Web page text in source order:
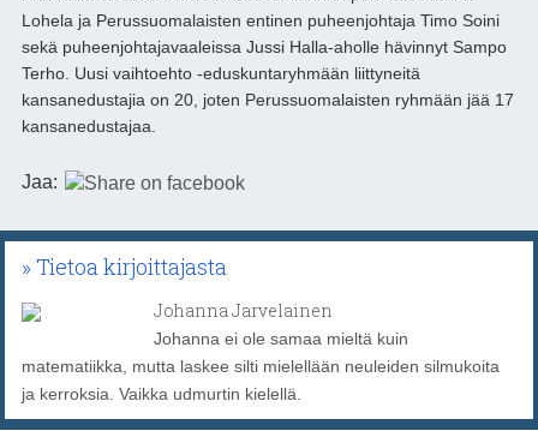
Lohela ja Perussuomalaisten entinen puheenjohtaja Timo Soini
sekä puheenjohtajavaaleissa Jussi Halla-aholle hävinnyt Sampo
Terho. Uusi vaihtoehto -eduskuntaryhmään liittyneitä
kansanedustajia on 20, joten Perussuomalaisten ryhmään jää 17
kansanedustajaa.
Jaa:
Tietoa kirjoittajasta
Johanna Jarvelainen
Johanna ei ole samaa mieltä kuin
matematiikka, mutta laskee silti mielellään neuleiden silmukoita
ja kerroksia. Vaikka udmurtin kielellä.